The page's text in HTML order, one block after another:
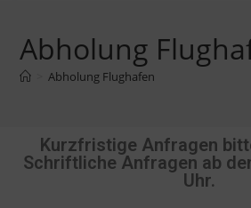
Abholung
Abholung Flughafen
Kurzfristige Anfragen
Schriftliche Anfragen ab
Uhr.